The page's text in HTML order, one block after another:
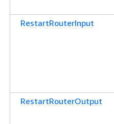
RestartRouterInput
RestartRouterOutput